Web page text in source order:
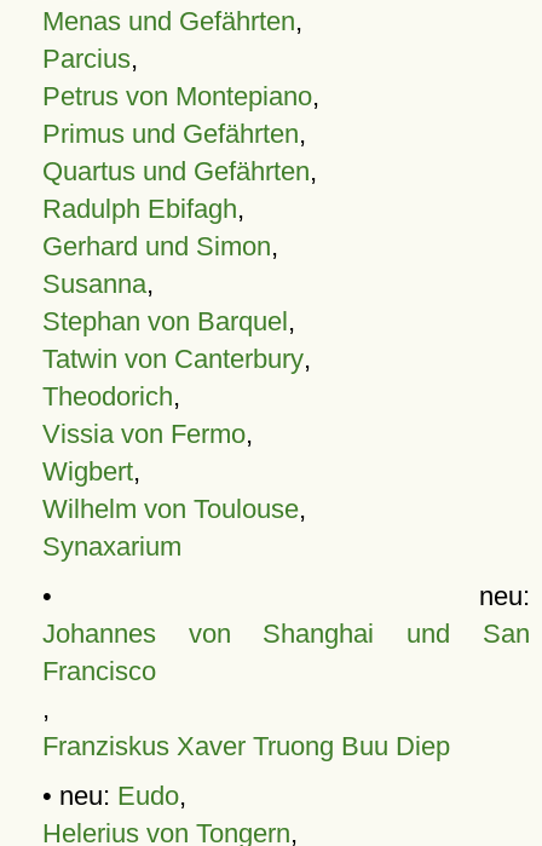
Menas und Gefährten,
Parcius,
Petrus von Montepiano,
Primus und Gefährten,
Quartus und Gefährten,
Radulph Ebifagh,
Gerhard und Simon,
Susanna,
Stephan von Barquel,
Tatwin von Canterbury,
Theodorich,
Vissia von Fermo,
Wigbert,
Wilhelm von Toulouse,
Synaxarium
• neu:
Johannes von Shanghai und San
Francisco
,
Franziskus Xaver Truong Buu Diep
• neu: Eudo,
Helerius von Tongern,